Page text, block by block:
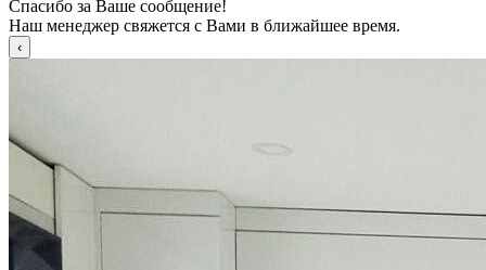
Спасибо за Ваше сообщение!
Наш менеджер свяжется с Вами в ближайшее время.